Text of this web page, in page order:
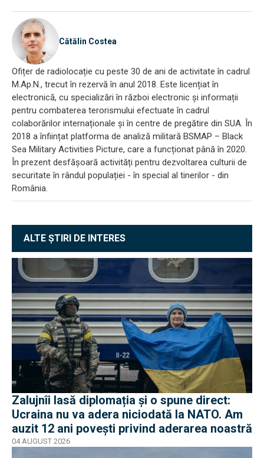
Cătălin Costea
Ofițer de radiolocație cu peste 30 de ani de activitate în cadrul
M.Ap.N., trecut în rezervă în anul 2018. Este licențiat în
electronică, cu specializări în război electronic și informații
pentru combaterea terorismului efectuate în cadrul
colaborărilor internaționale și în centre de pregătire din SUA. În
2018 a înființat platforma de analiză militară BSMAP – Black
Sea Military Activities Picture, care a funcționat până în 2020.
În prezent desfășoară activități pentru dezvoltarea culturii de
securitate în rândul populației - în special al tinerilor - din
România.
ALTE ȘTIRI DE INTERES
Zalujnîi lasă diplomația și o spune direct:
Ucraina nu va adera niciodată la NATO. Am
auzit 12 ani povești privind aderarea noastră
04 AUGUST 2026